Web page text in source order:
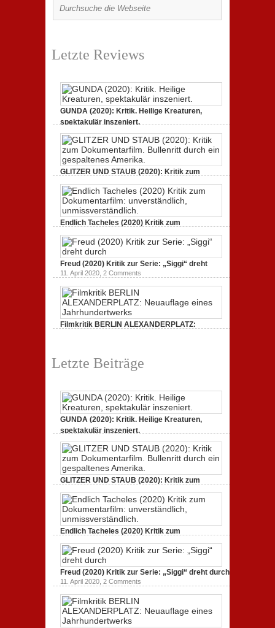
Letzte Reviews
GUNDA (2020): Kritik. Heilige Kreaturen,
spektakulär inszeniert.
GLITZER UND STAUB (2020): Kritik zum
Dokumentarfilm.
3. Oktober 2020,2 Comments
Endlich Tacheles (2020) Kritik zum
Dokumentarfilm: unverständlich,
19. Mai 2020,0 Comments
Freud (2020) Kritik zur Serie: „Siggi“ dreht
11. April 2020, 2 Comments
Filmkritik BERLIN ALEXANDERPLATZ:
Letzte Beiträge
GUNDA (2020): Kritik. Heilige Kreaturen,
spektakulär inszeniert.
GLITZER UND STAUB (2020): Kritik zum
Dokumentarfilm. Bullenritt durch ein
gespaltenes Amerika.
3. Oktober 2020,2 Comments
Endlich Tacheles (2020) Kritik zum
Dokumentarfilm: unverständlich,
unmissverständlich.
19. Mai 2020,0 Comments
Freud (2020) Kritik zur Serie: „Siggi“ dreht durch
11. April 2020, 2 Comments